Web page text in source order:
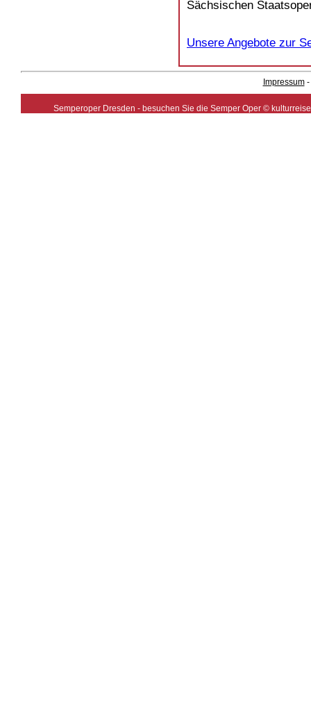
Sächsischen
Unsere Angebote zur
Impressum-
Semperoper Dresden - besuchen Sie die Semper Oper ©